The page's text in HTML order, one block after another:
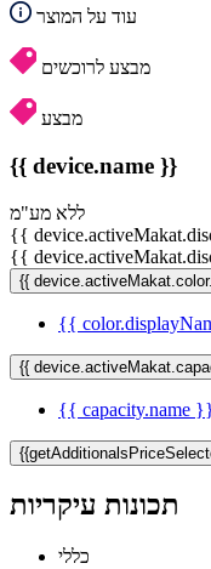
עוד על המוצר
מבצע לרוכשים
מבצע
{{ device.name }}
ללא מע"מ
{{
{{
{{
{{
{{
{{ capacity.name
תכונות עיקריות
כללי